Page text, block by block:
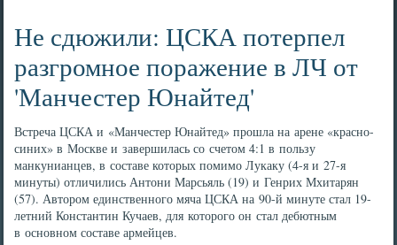
Не сдюжили: ЦСКА потерпел
разгромное поражение в ЛЧ от
'Манчестер Юнайтед'
Встреча ЦСКА и «Манчестер Юнайтед» прошла на арене «красно-
синих» в Москве и завершилась со счетом 4:1 в пользу
манкунианцев, в составе которых помимо Лукаку (4-я и 27-я
минуты) отличились Антони Марсьяль (19) и Генрих Мхитарян
(57). Автором единственного мяча ЦСКА на 90-й минуте стал 19-
летний Константин Кучаев, для которого он стал дебютным
в основном составе армейцев.